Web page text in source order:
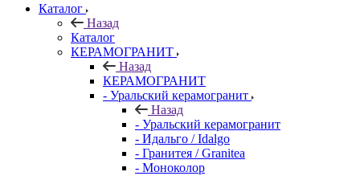
Каталог
Назад
Каталог
КЕРАМОГРАНИТ
Назад
КЕРАМОГРАНИТ
- Уральский керамогранит
Назад
- Уральский керамогранит
- Идальго / Idalgo
- Гранитея / Granitea
- Моноколор